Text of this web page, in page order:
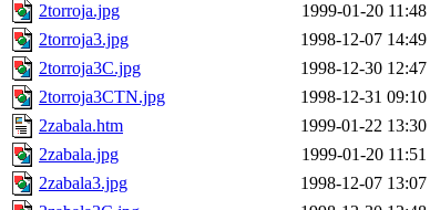
2torroja.jpg
1999-01-20 11:48
2torroja3.jpg
1998-12-07 14:49
2torroja3C.jpg
1998-12-30 12:47
2torroja3CTN.jpg
1998-12-31 09:10
2zabala.htm
1999-01-22 13:30
2zabala.jpg
1999-01-20 11:51
2zabala3.jpg
1998-12-07 13:07